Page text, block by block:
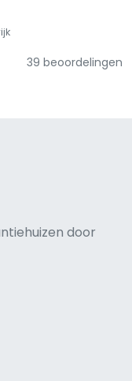
39 beoordelingen
door